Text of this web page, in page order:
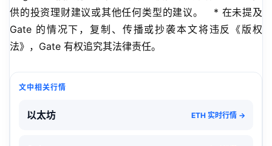
供的投资理财建议或其他任何类型的建议。   * 在未提及
Gate 的情况下，复制、传播或抄袭本文将违反《版权
法》，Gate 有权追究其法律责任。
文中相关行情
以太坊 ETH 实时行情 →